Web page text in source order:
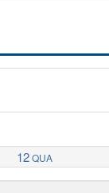
12 QUA